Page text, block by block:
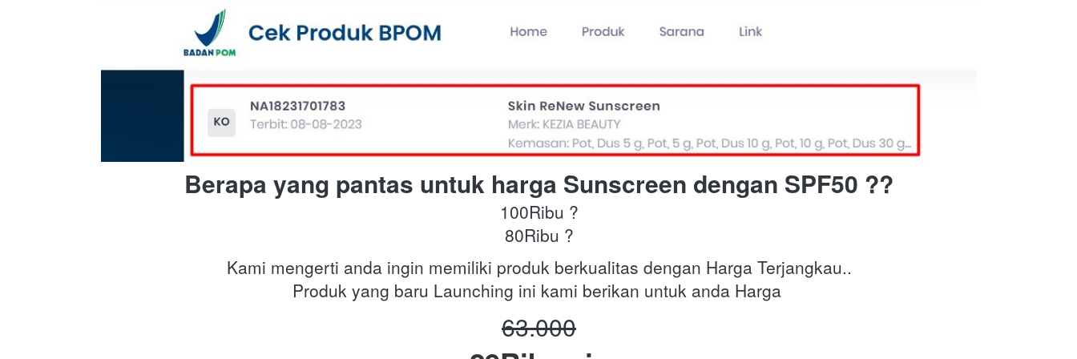
Berapa yang pantas untuk harga Sunscreen dengan SPF50 ??
100Ribu ?
80Ribu ?
Kami mengerti anda ingin memiliki produk berkualitas dengan Harga Terjangkau..
Produk yang baru Launching ini kami berikan untuk anda Harga
63.000